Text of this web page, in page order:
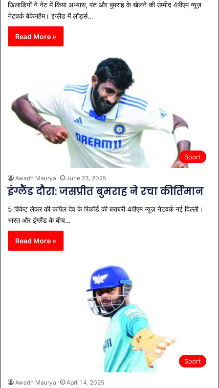
खिलाड़ियों ने नेट में किया अभ्यास, पंत और बुमराह के खेलने की उम्मीद 4पीएम न्यूज़
नेटवर्क बेकेनहैम। इंग्लैंड में लॉर्ड्स…
Read More »
Sport
Awadh Maurya June 23, 2025
इंग्लैंड दौरा: जसप्रीत बुमराह ने रचा कीर्तिमान
5 विकेट लेकर की कपिल देव के रिकॉर्ड की बराबरी 4पीएम न्यूज़ नेटवर्क नई दिल्ली।
भारत और इंग्लैंड के बीच…
Read More »
Sport
Awadh Maurya April 14, 2025